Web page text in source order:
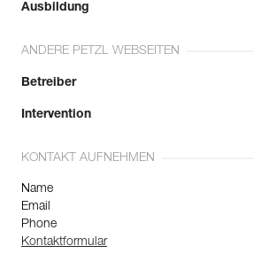
Ausbildung
ANDERE PETZL WEBSEITEN
Betreiber
Intervention
KONTAKT AUFNEHMEN
Name
Email
Phone
Kontaktformular